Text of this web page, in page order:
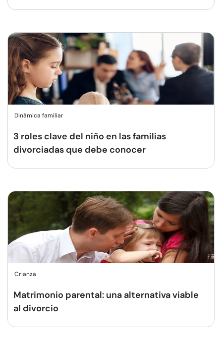
Dinámica familiar
3 roles clave del niño en las familias
divorciadas que debe conocer
Crianza
Matrimonio parental: una alternativa viable
al divorcio